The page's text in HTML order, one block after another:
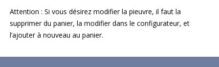
Attention : Si vous désirez modifier la pieuvre, il faut la
supprimer du panier, la modifier dans le configurateur, et
l’ajouter à nouveau au panier.